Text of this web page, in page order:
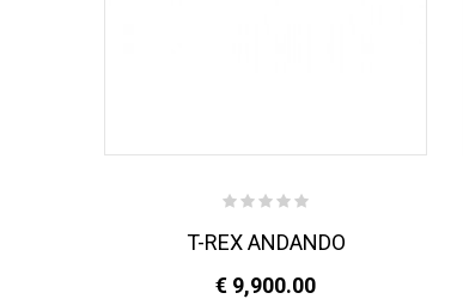
T-REX ANDANDO
€ 9,900.00